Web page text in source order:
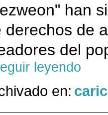
han
derechos de
del
leyendo
en: